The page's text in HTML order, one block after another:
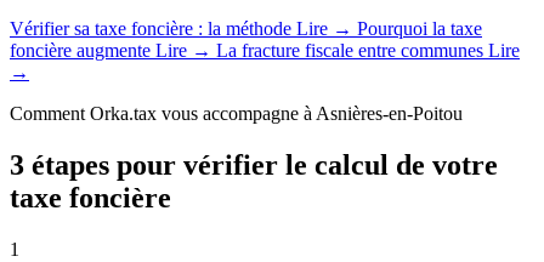
Vérifier sa taxe foncière : la méthode Lire → Pourquoi la taxe
foncière augmente Lire → La fracture fiscale entre communes Lire
→
Comment Orka.tax vous accompagne à Asnières-en-Poitou
3 étapes pour vérifier le calcul de votre
taxe foncière
1